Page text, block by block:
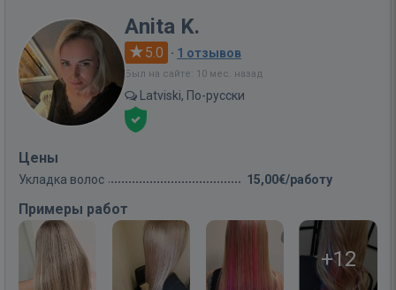
Anita K.
5.0 · 1 отзывов
Был на сайте: 10 мес. назад
Latviski, По-русски
Цены
Укладка волос 15,00€/работу
Примеры работ
+12